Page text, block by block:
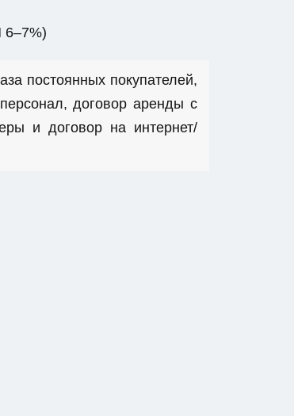
6–7%)
постоянных покупателей,
договор аренды с
и договор на интернет/